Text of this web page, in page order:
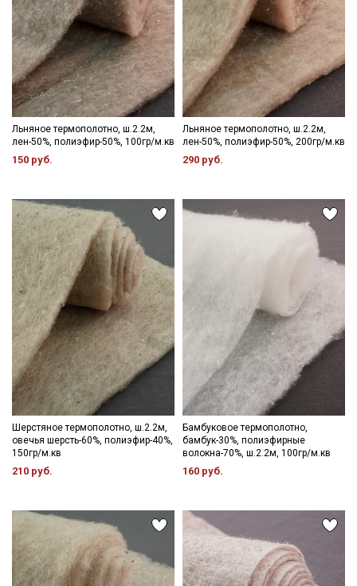
Льняное термополотно, ш.2.2м,
лен-50%, полиэфир-50%, 100гр/м.кв
150 руб.
Льняное термополотно, ш.2.2м,
лен-50%, полиэфир-50%, 200гр/м.кв
290 руб.
Шерстяное термополотно, ш.2.2м,
овечья шерсть-60%, полиэфир-40%,
150гр/м.кв
210 руб.
Бамбуковое термополотно,
бамбук-30%, полиэфирные
волокна-70%, ш.2.2м, 100гр/м.кв
160 руб.